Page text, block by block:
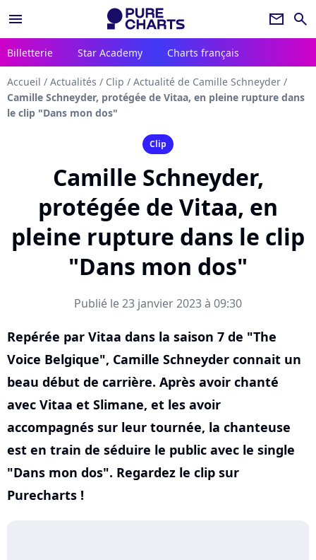
menu newsletter search
Billetterie Star Academy Charts français
Accueil / Actualités / Clip / Actualité de Camille Schneyder /
Camille Schneyder, protégée de Vitaa, en pleine rupture dans
le clip "Dans mon dos"
Clip
Camille Schneyder,
protégée de Vitaa, en
pleine rupture dans le clip
"Dans mon dos"
Publié le 23 janvier 2023 à 09:30
Repérée par Vitaa dans la saison 7 de "The
Voice Belgique", Camille Schneyder connait un
beau début de carrière. Après avoir chanté
avec Vitaa et Slimane, et les avoir
accompagnés sur leur tournée, la chanteuse
est en train de séduire le public avec le single
"Dans mon dos". Regardez le clip sur
Purecharts !